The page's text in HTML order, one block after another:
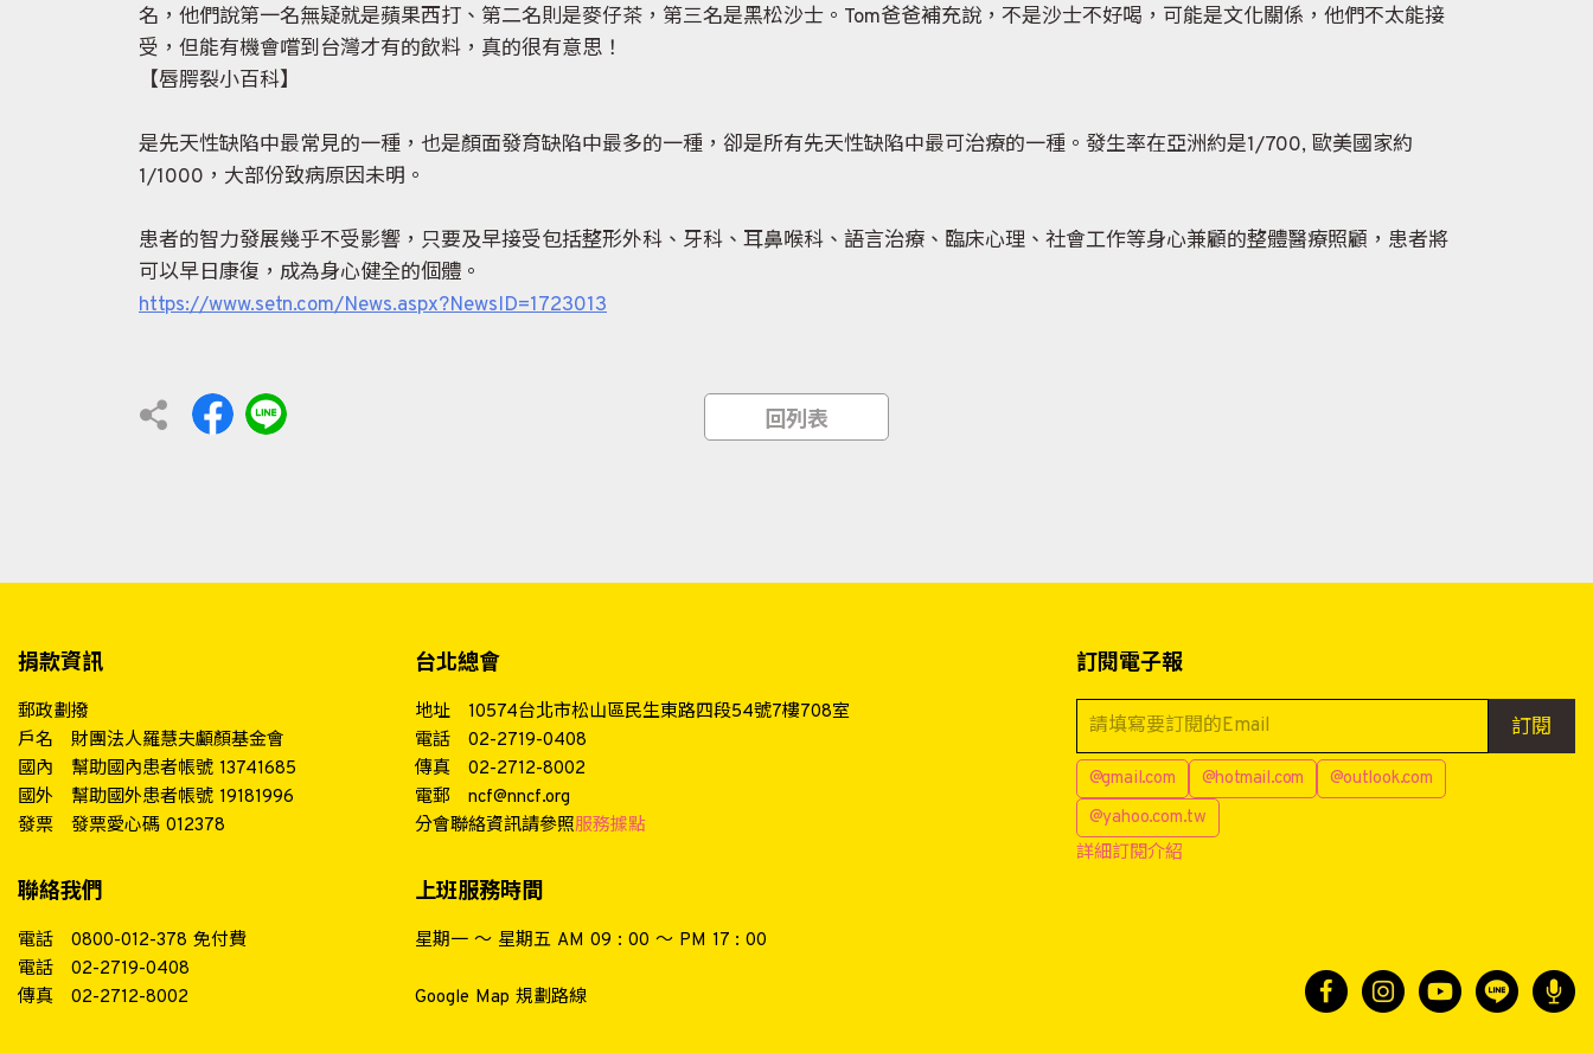
名，他們說第一名無疑就是蘋果西打、第二名則是麥仔茶，第三名是黑松沙士。Tom爸爸補充說，不是沙士不好喝，可能是文化關係，他們不太能接
受，但能有機會嚐到台灣才有的飲料，真的很有意思！
【唇腭裂小百科】
是先天性缺陷中最常見的一種，也是顏面發育缺陷中最多的一種，卻是所有先天性缺陷中最可治療的一種。發生率在亞洲約是1/700, 歐美國家約
1/1000，大部份致病原因未明。
患者的智力發展幾乎不受影響，只要及早接受包括整形外科、牙科、耳鼻喉科、語言治療、臨床心理、社會工作等身心兼顧的整體醫療照顧，患者將
可以早日康復，成為身心健全的個體。
https://www.setn.com/News.aspx?NewsID=1723013
回列表
捐款資訊
郵政劃撥
戶名
財團法人羅慧夫顱顏基金會
國內
幫助國內患者帳號 13741685
國外
幫助國外患者帳號 19181996
發票
發票愛心碼 012378
台北總會
地址
10574台北市松山區民生東路四段54號7樓708室
電話
02-2719-0408
傳真
02-2712-8002
電郵
ncf@nncf.org
分會聯絡資訊請參照服務據點
聯絡我們
電話 0800-012-378 免付費
電話
02-2719-0408
傳真
02-2712-8002
上班服務時間
星期一 ～ 星期五 AM 09 : 00 ～ PM 17 : 00
Google Map 規劃路線
訂閱電子報
訂閱
@gmail.com @hotmail.com
@outlook.com
@yahoo.com.tw
詳細訂閱介紹